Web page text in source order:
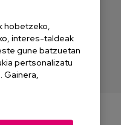
hobetzeko,
interes-taldeak
gune batzuetan
pertsonalizatu